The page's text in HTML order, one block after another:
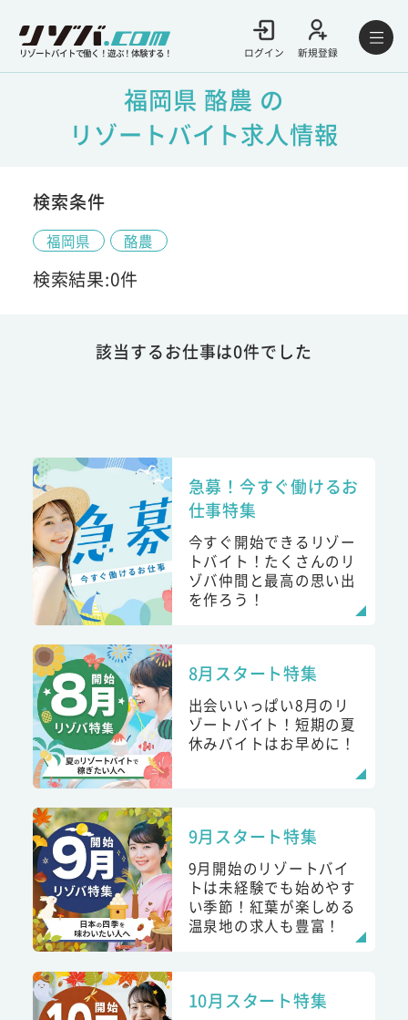
リゾートバイトで働く！遊ぶ！体験する！ ログイン 新規登録
福岡県 酪農 の
リゾートバイト求人情報
検索条件
福岡県 酪農
検索結果:0件
該当するお仕事は0件でした
急募！今すぐ働けるお
仕事特集
今すぐ開始できるリゾー
トバイト！たくさんのリ
ゾバ仲間と最高の思い出
を作ろう！
8月スタート特集
出会いいっぱい8月のリ
ゾートバイト！短期の夏
休みバイトはお早めに！
9月スタート特集
9月開始のリゾートバイ
トは未経験でも始めやす
い季節！紅葉が楽しめる
温泉地の求人も豊富！
10月スタート特集